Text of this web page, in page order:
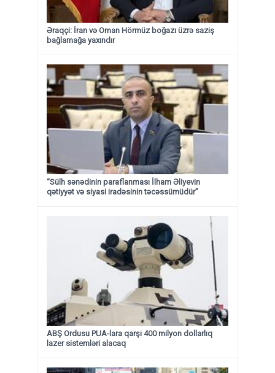
Əraqçi: İran və Oman Hörmüz boğazı üzrə saziş
bağlamağa yaxındır
“Sülh sənədinin paraflanması İlham Əliyevin
qətiyyət və siyasi iradəsinin təcəssümüdür”
ABŞ Ordusu PUA-lara qarşı 400 milyon dollarlıq
lazer sistemləri alacaq